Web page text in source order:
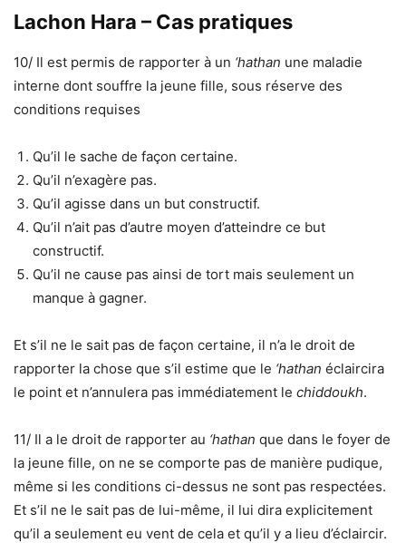
Lachon Hara – Cas pratiques
10/ Il est permis de rapporter à un ‘hathan une maladie
interne dont souffre la jeune fille, sous réserve des
conditions requises
Qu’il le sache de façon certaine.
Qu’il n’exagère pas.
Qu’il agisse dans un but constructif.
Qu’il n’ait pas d’autre moyen d’atteindre ce but
constructif.
Qu’il ne cause pas ainsi de tort mais seulement un
manque à gagner.
Et s’il ne le sait pas de façon certaine, il n’a le droit de
rapporter la chose que s’il estime que le ‘hathan éclaircira
le point et n’annulera pas immédiatement le chiddoukh.
11/ Il a le droit de rapporter au ‘hathan que dans le foyer de
la jeune fille, on ne se comporte pas de manière pudique,
même si les conditions ci-dessus ne sont pas respectées.
Et s’il ne le sait pas de lui-même, il lui dira explicitement
qu’il a seulement eu vent de cela et qu’il y a lieu d’éclaircir.